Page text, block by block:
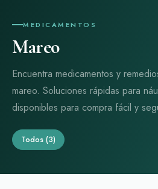
MEDICAMENTOS
Mareo
Encuentra medicamentos y
mareo. Soluciones rápidas para
disponibles para compra fácil y
Todos (3)